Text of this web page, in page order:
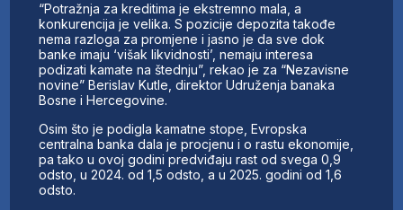
“Potražnja za kreditima je ekstremno mala, a
konkurencija je velika. S pozicije depozita takođe
nema razloga za promjene i jasno je da sve dok
banke imaju ‘višak likvidnosti’, nemaju interesa
podizati kamate na štednju”, rekao je za “Nezavisne
novine” Berislav Kutle, direktor Udruženja banaka
Bosne i Hercegovine.
Osim što je podigla kamatne stope, Evropska
centralna banka dala je procjenu i o rastu ekonomije,
pa tako u ovoj godini predviđaju rast od svega 0,9
odsto, u 2024. od 1,5 odsto, a u 2025. godini od 1,6
odsto.